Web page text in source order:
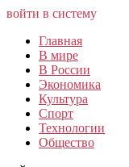
войти в систему
Главная
В мире
В России
Экономика
Культура
Спорт
Технологии
Общество